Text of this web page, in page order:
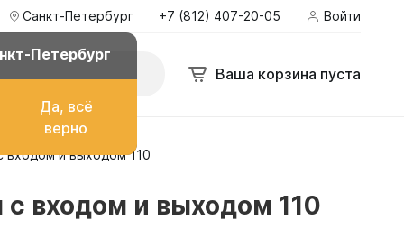
Санкт-Петербург
Петербург
Да, всё
верно
+7 (812) 407-20-05 Войти
Ваша корзина пуста
топлива
входом и выходом 110
входом и выходом 110